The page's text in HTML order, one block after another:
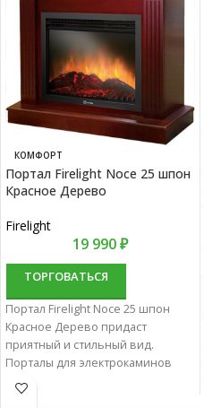
КОМФОРТ
Портал Firelight Noce 25 шпон
Красное Дерево
Firelight
19 990₽
ТОРГОВАТЬСЯ
Портал Firelight Noce 25 шпон
Красное Дерево придаст
приятный и стильный вид.
Порталы для электрокаминов
характеризуются отменным
качеством и надежностью.